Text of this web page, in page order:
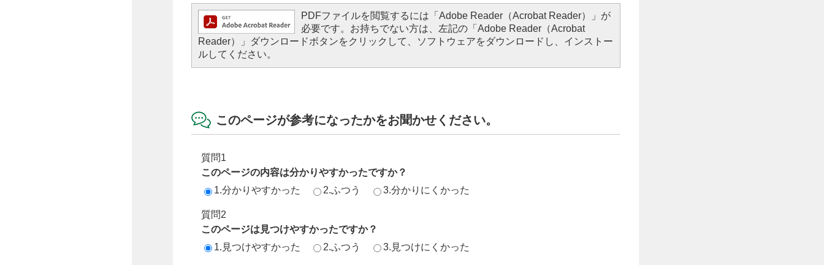
PDFファイルを閲覧するには「Adobe Reader（Acrobat Reader）」が
必要です。お持ちでない方は、左記の「Adobe Reader（Acrobat
Reader）」ダウンロードボタンをクリックして、ソフトウェアをダウンロードし、インストー
ルしてください。
このページが参考になったかをお聞かせください。
質問1
このページの内容は分かりやすかったですか？
1.分かりやすかった
2.ふつう 3.分かりにくかった
質問2
このページは見つけやすかったですか？
1.見つけやすかった
2.ふつう 3.見つけにくかった